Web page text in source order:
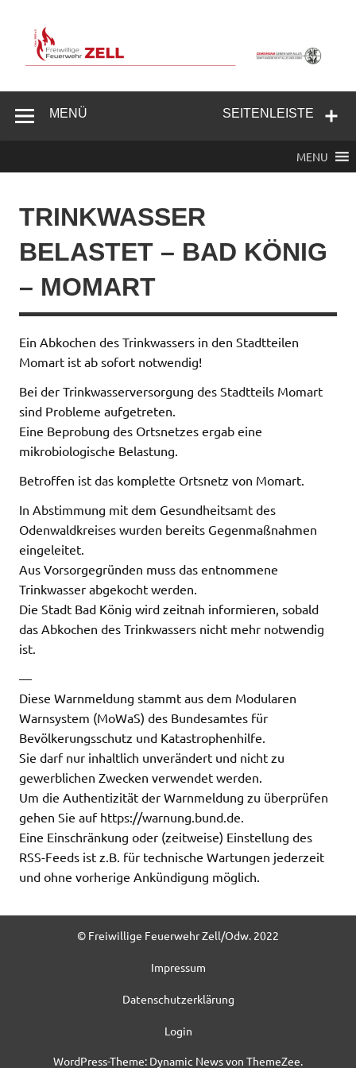
springen
Feuerwehr
SEITENLEISTE
MENÜ
MENU
TRINKWASSER
BELASTET – BAD KÖNIG
– MOMART
Ein Abkochen des Trinkwassers in den Stadtteilen
Momart ist ab sofort notwendig!
Bei der Trinkwasserversorgung des Stadtteils Momart
sind Probleme aufgetreten.
Eine Beprobung des Ortsnetzes ergab eine
mikrobiologische Belastung.
Betroffen ist das komplette Ortsnetz von Momart.
In Abstimmung mit dem Gesundheitsamt des
Odenwaldkreises wurden bereits Gegenmaßnahmen
eingeleitet.
Aus Vorsorgegründen muss das entnommene
Trinkwasser abgekocht werden.
Die Stadt Bad König wird zeitnah informieren, sobald
das Abkochen des Trinkwassers nicht mehr notwendig
ist.
—
Diese Warnmeldung stammt aus dem Modularen
Warnsystem (MoWaS) des Bundesamtes für
Bevölkerungsschutz und Katastrophenhilfe.
Sie darf nur inhaltlich unverändert und nicht zu
gewerblichen Zwecken verwendet werden.
Um die Authentizität der Warnmeldung zu überprüfen
gehen Sie auf https://warnung.bund.de.
Eine Einschränkung oder (zeitweise) Einstellung des
RSS-Feeds ist z.B. für technische Wartungen jederzeit
und ohne vorherige Ankündigung möglich.
© Freiwillige Feuerwehr Zell/Odw. 2022
Impressum
Datenschutzerklärung
Login
WordPress-Theme: Dynamic News von ThemeZee.